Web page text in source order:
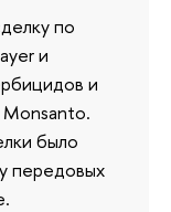
по
и
и
было
передовых